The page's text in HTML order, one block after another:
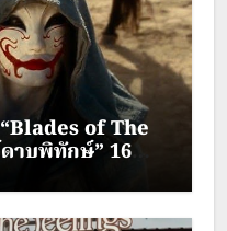
เมืองไมซ์ยั่งยืน
ณ อยุธยา ผู้
งเสริมการจัด
าร (องค์การ
of The
าบพิทักษ์” 16
Now